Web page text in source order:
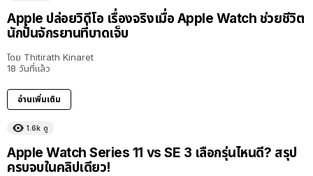
Apple ปล่อยวิดีโอ เรื่องจริงเมื่อ Apple Watch ช่วยชีวิต
นักปั่นจักรยานที่บาดเจ็บ
โดย Thitirath Kinaret
18 วันที่แล้ว
อ่านเพิ่มเติม
1.6k ดู
Apple Watch Series 11 vs SE 3 เลือกรุ่นไหนดี? สรุป
ครบจบในคลิปเดียว!